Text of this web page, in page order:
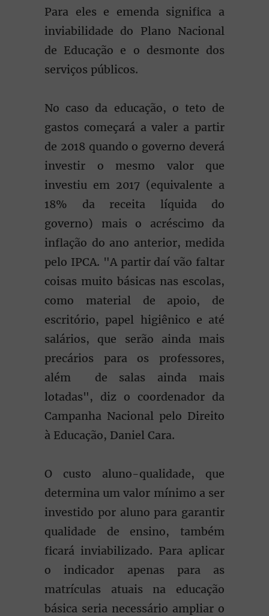
Para eles e emenda significa a
inviabilidade do Plano Nacional
de Educação e o desmonte dos
serviços públicos.
No caso da educação, o teto de
gastos começará a valer a partir
de 2018 quando o governo deverá
investir o mesmo valor que
investiu em 2017 (equivalente a
18% da receita líquida do
governo) mais o acréscimo da
inflação do ano anterior, medida
pelo IPCA. "A partir daí vão faltar
coisas muito básicas nas escolas,
como material de apoio, de
escritório, papel higiênico e até
salários, que serão ainda mais
precários para os professores,
além de salas ainda mais
lotadas", diz o coordenador da
Campanha Nacional pelo Direito
à Educação, Daniel Cara.
O custo aluno-qualidade, que
determina um valor mínimo a ser
investido por aluno para garantir
qualidade de ensino, também
ficará inviabilizado. Para aplicar
o indicador apenas para as
matrículas atuais na educação
básica seria necessário ampliar o